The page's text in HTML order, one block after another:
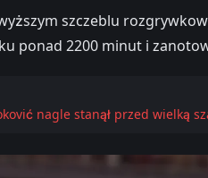
szczeblu
ponad 2200 minut i
nagle stanął przed wielką